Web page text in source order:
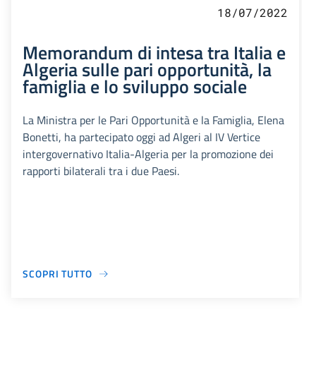
18/07/2022
Memorandum di intesa tra Italia e
Algeria sulle pari opportunità, la
famiglia e lo sviluppo sociale
La Ministra per le Pari Opportunità e la Famiglia, Elena
Bonetti, ha partecipato oggi ad Algeri al IV Vertice
intergovernativo Italia-Algeria per la promozione dei
rapporti bilaterali tra i due Paesi.
SCOPRI TUTTO